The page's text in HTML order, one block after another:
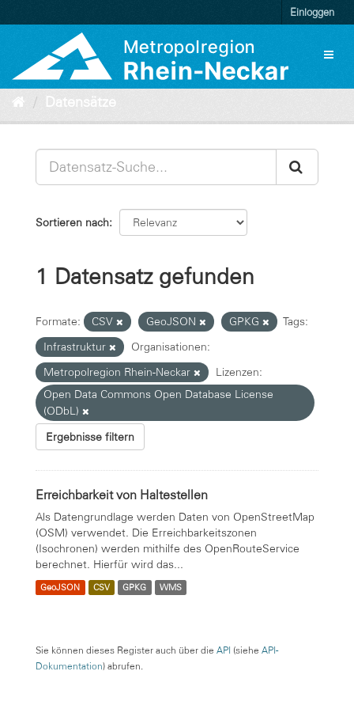
zum
Einloggen
Datensätze
Sortieren nach
1 Datensatz gefunden
Formate: CSV GeoJSON GPKG
Tags:
Infrastruktur
Organisationen:
Metropolregion Rhein-Neckar
Lizenzen:
Open Data Commons Open Database License
(ODbL)
Ergebnisse filtern
Erreichbarkeit von Haltestellen
Als Datengrundlage werden Daten von OpenStreetMap
(OSM) verwendet. Die Erreichbarkeitszonen
(Isochronen) werden mithilfe des OpenRouteService
berechnet. Hierfür wird das...
GeoJSON CSV GPKG WMS
Sie können dieses Register auch über die API (siehe API-
Dokumentation) abrufen.